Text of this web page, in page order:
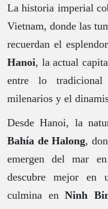
La historia imperial
Vietnam, donde las
recuerdan el
Hanoi, la actual
entre lo
milenarios y el
Desde Hanoi, la
Bahía de Halong,
emergen del mar
descubre mejor en
culmina en Ninh